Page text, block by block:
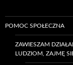
POMOC SPOŁECZNA
ZAWIESZAM
LUDZIOM, ZAJMĘ